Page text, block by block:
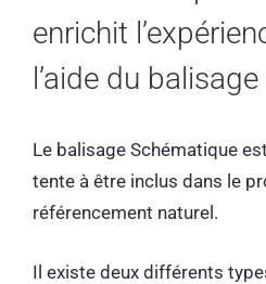
enrichit
l’aide du
Le balisage Schématique
tente à être inclus dans le
référencement naturel.
Il existe deux différents